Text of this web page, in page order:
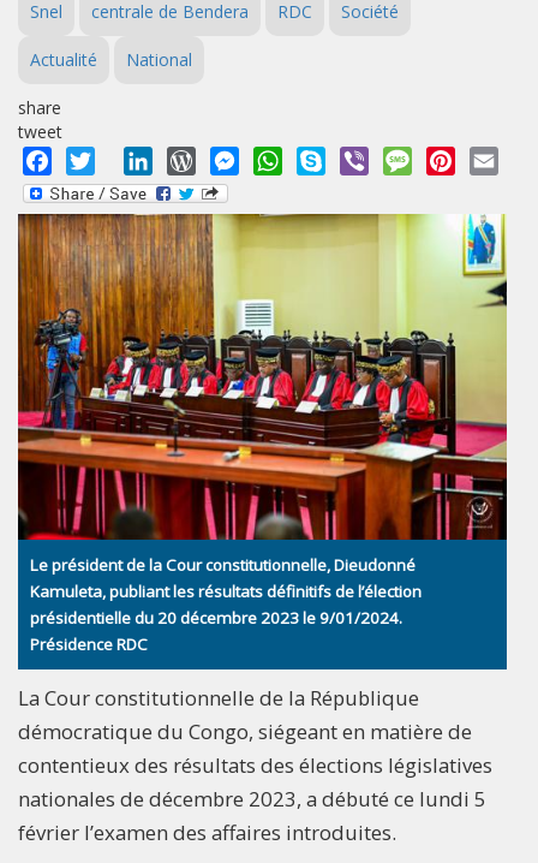
Snel centrale de Bendera RDC Société
Actualité National
share
tweet
Facebook
Twitter LinkedInWordPressMessengerWhatsApp
Skype Viber MessagePinterest
Le président de la Cour constitutionnelle, Dieudonné
Kamuleta, publiant les résultats définitifs de l’élection
présidentielle du 20 décembre 2023 le 9/01/2024.
Présidence RDC
La Cour constitutionnelle de la République
démocratique du Congo, siégeant en matière de
contentieux des résultats des élections législatives
nationales de décembre 2023, a débuté ce lundi 5
février l’examen des affaires introduites.